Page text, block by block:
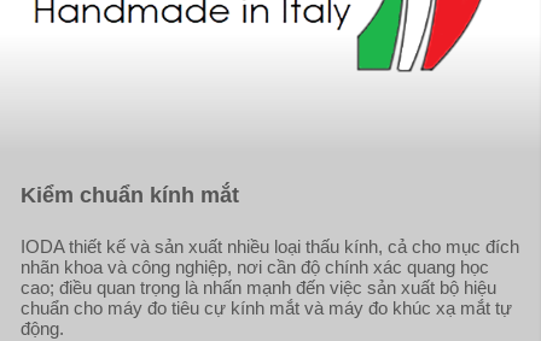
Kiểm chuẩn kính mắt
IODA thiết kế và sản xuất nhiều loại thấu kính, cả cho mục đích
nhãn khoa và công nghiệp, nơi cần độ chính xác quang học
cao; điều quan trọng là nhấn mạnh đến việc sản xuất bộ hiệu
chuẩn cho máy đo tiêu cự kính mắt và máy đo khúc xạ mắt tự
động.